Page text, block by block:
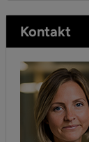
Kontakt